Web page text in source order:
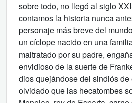
sobre todo, no llegó al siglo
contamos la historia nunca
personaje más breve del
un cíclope nacido en una
maltratado por su padre,
envidioso de la suerte de
dios quejándose del sindiós
olvidado que las hecatombes